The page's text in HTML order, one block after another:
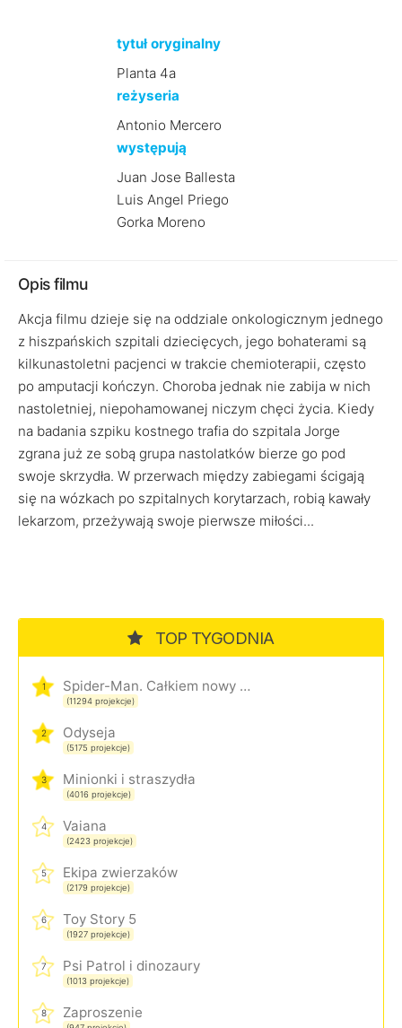
tytuł oryginalny
Planta 4a
reżyseria
Antonio Mercero
występują
Juan Jose Ballesta
Luis Angel Priego
Gorka Moreno
Opis filmu
Akcja filmu dzieje się na oddziale onkologicznym jednego
z hiszpańskich szpitali dziecięcych, jego bohaterami są
kilkunastoletni pacjenci w trakcie chemioterapii, często
po amputacji kończyn. Choroba jednak nie zabija w nich
nastoletniej, niepohamowanej niczym chęci życia. Kiedy
na badania szpiku kostnego trafia do szpitala Jorge
zgrana już ze sobą grupa nastolatków bierze go pod
swoje skrzydła. W przerwach między zabiegami ścigają
się na wózkach po szpitalnych korytarzach, robią kawały
lekarzom, przeżywają swoje pierwsze miłości...
TOP TYGODNIA
1 Spider-Man. Całkiem nowy dzień
(11294 projekcje)
2 Odyseja
(5175 projekcje)
3 Minionki i straszydła
(4016 projekcje)
4 Vaiana
(2423 projekcje)
5 Ekipa zwierzaków
(2179 projekcje)
6 Toy Story 5
(1927 projekcje)
7 Psi Patrol i dinozaury
(1013 projekcje)
8 Zaproszenie